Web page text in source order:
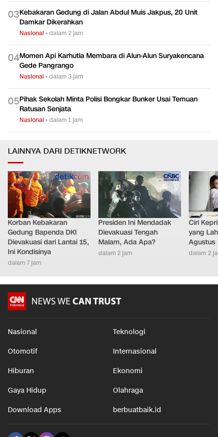
03Kebakaran Gedung di Jalan Abdul Muis Jakpus, 20 Unit
Damkar Dikerahkan
Nasional •dalam 2 jam
04Momen Api Karhutla Membara di Alun-Alun Suryakencana
Gede Pangrango
Nasional •dalam 3 jam
05Pihak Sekolah Minta Polisi Bongkar Bunker Usai Temuan
Ratusan Senjata
Nasional •dalam 1 jam
LAINNYA DARI DETIKNETWORK
Korban Kebakaran
Gedung Bapenda DKI
Dievakuasi dari Lantai 15,
Ini Kondisinya
dalam 7 jam
Presiden Ini Mendadak
Dievakuasi Tengah
Malam, Ada Apa?
dalam 2 jam
Ciri
yang
Agustus
dalam 2
Nasional Teknologi
Otomotif Internasional
Hiburan Ekonomi
Gaya Hidup Olahraga
Download Apps berbuatbaik.id